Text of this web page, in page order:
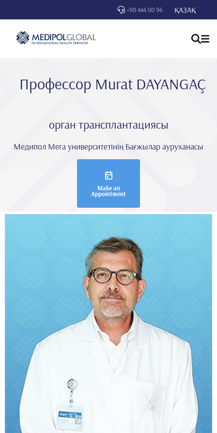
+90 444 00 96 ҚАЗАҚ
Профессор Murat DAYANGAÇ
орган трансплантациясы
Медипол Мега университетінің Бағжылар ауруханасы
Make an
Appointment